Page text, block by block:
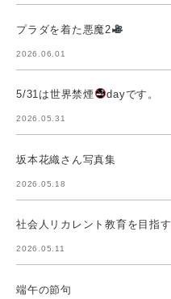
プラダを着た悪魔2
2026.06.01
5/31は世界禁煙 dayです。
2026.05.31
坂本花織さん写真集
2026.05.18
社会人リカレント教育を目指す
2026.05.11
端午の節句